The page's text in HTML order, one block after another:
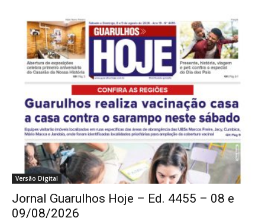
Versão Digital
Jornal Guarulhos Hoje – Ed. 4455 – 08 e
09/08/2026